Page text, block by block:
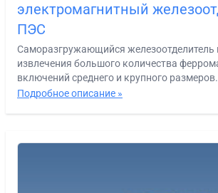
электромагнитный
ПЭС
Саморазгружающийся железоотделитель
извлечения большого количества
включений среднего и крупного
Подробное описание »